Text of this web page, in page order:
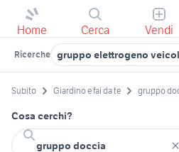
Home Cerca Vendi
Ricerche gruppo elettrogeno
Subito Giardino e fai da te gruppo
Cosa cerchi?